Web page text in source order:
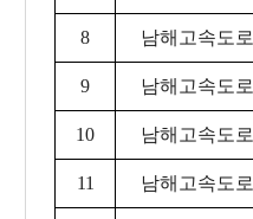
8 남해고속도로
9 남해고속도로
10 남해고속도로
11 남해고속도로